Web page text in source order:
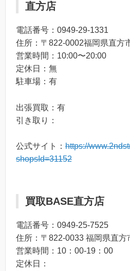
直方店
電話番号：0949-29-1331
住所：〒822-0002福岡県直方
営業時間：10:00〜20:00
定休日：無
駐車場：有
出張買取：有
引き取り：
公式サイト： https://
shopsId=31152
買取BASE直方店
電話番号：0949-25-7525
住所：〒822-0033 福岡県直方
営業時間：10：00-19：00
定休日：